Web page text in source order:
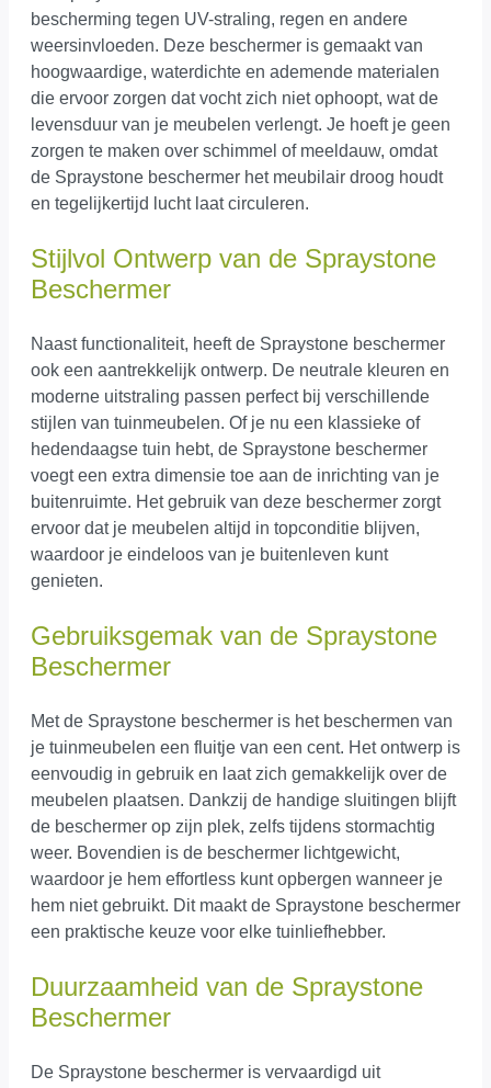
bescherming tegen UV-straling, regen en andere
weersinvloeden. Deze beschermer is gemaakt van
hoogwaardige, waterdichte en ademende materialen
die ervoor zorgen dat vocht zich niet ophoopt, wat de
levensduur van je meubelen verlengt. Je hoeft je geen
zorgen te maken over schimmel of meeldauw, omdat
de Spraystone beschermer het meubilair droog houdt
en tegelijkertijd lucht laat circuleren.
Stijlvol Ontwerp van de Spraystone
Beschermer
Naast functionaliteit, heeft de Spraystone beschermer
ook een aantrekkelijk ontwerp. De neutrale kleuren en
moderne uitstraling passen perfect bij verschillende
stijlen van tuinmeubelen. Of je nu een klassieke of
hedendaagse tuin hebt, de Spraystone beschermer
voegt een extra dimensie toe aan de inrichting van je
buitenruimte. Het gebruik van deze beschermer zorgt
ervoor dat je meubelen altijd in topconditie blijven,
waardoor je eindeloos van je buitenleven kunt
genieten.
Gebruiksgemak van de Spraystone
Beschermer
Met de Spraystone beschermer is het beschermen van
je tuinmeubelen een fluitje van een cent. Het ontwerp is
eenvoudig in gebruik en laat zich gemakkelijk over de
meubelen plaatsen. Dankzij de handige sluitingen blijft
de beschermer op zijn plek, zelfs tijdens stormachtig
weer. Bovendien is de beschermer lichtgewicht,
waardoor je hem effortless kunt opbergen wanneer je
hem niet gebruikt. Dit maakt de Spraystone beschermer
een praktische keuze voor elke tuinliefhebber.
Duurzaamheid van de Spraystone
Beschermer
De Spraystone beschermer is vervaardigd uit